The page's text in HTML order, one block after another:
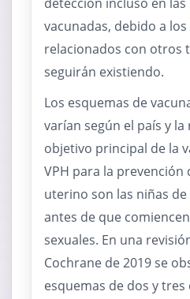
vacunadas, debido a
relacionados con otros
seguirán existiendo.
Los esquemas de
varían según el país y
objetivo principal de la
VPH para la prevención
uterino son las niñas de
antes de que
sexuales. En una
Cochrane de 2019 se
esquemas de dos y